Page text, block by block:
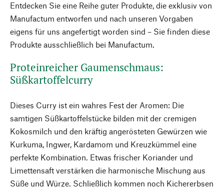
Entdecken Sie eine Reihe guter Produkte, die exklusiv von
Manufactum entworfen und nach unseren Vorgaben
eigens für uns angefertigt worden sind – Sie finden diese
Produkte ausschließlich bei Manufactum.
Proteinreicher Gaumenschmaus:
Süßkartoffelcurry
Dieses Curry ist ein wahres Fest der Aromen: Die
samtigen Süßkartoffelstücke bilden mit der cremigen
Kokosmilch und den kräftig angerösteten Gewürzen wie
Kurkuma, Ingwer, Kardamom und Kreuzkümmel eine
perfekte Kombination. Etwas frischer Koriander und
Limettensaft verstärken die harmonische Mischung aus
Süße und Würze. Schließlich kommen noch Kichererbsen